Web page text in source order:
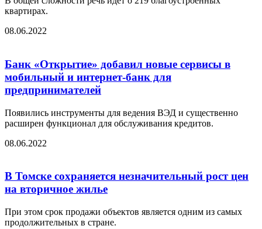
квартирах.
08.06.2022
Банк «Открытие» добавил новые сервисы в
мобильный и интернет-банк для
предпринимателей
Появились инструменты для ведения ВЭД и существенно
расширен функционал для обслуживания кредитов.
08.06.2022
В Томске сохраняется незначительный рост цен
на вторичное жилье
При этом срок продажи объектов является одним из самых
продолжительных в стране.